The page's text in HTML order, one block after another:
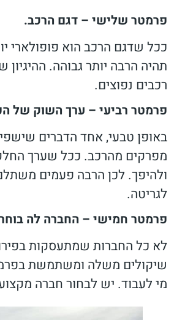
פרמטר שלישי – דגם הרכב.
ככל שדגם הרכב הוא פופולארי
תהיה הרבה יותר גבוהה.
רכבים נפוצים.
פרמטר רביעי – ערך השוק של
באופן טבעי, אחד הדברים
מפרקים מהרכב. ככל שערך
ולהיפך. לכן הרבה פעמים
לגריטה.
פרמטר חמישי – החברה לה
לא כל החברות שמתעסקות
שיקולים משלה ומשתמשת
מי לעבוד. יש לבחור חברה